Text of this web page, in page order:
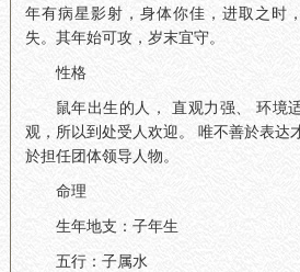
年有病星影射，身体你佳，进取之时
失。其年始可攻，岁末宜守。
性格
鼠年出生的人， 直观力强、 环境
观，所以到处受人欢迎。 唯不善於表达
於担任团体领导人物。
命理
生年地支：子年生
五行：子属水